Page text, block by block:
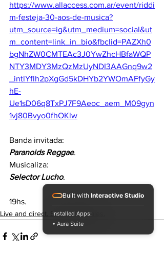
https://www.allaccess.com.ar/event/riddi
m-festeja-30-aos-de-musica?
utm_source=ig&utm_medium=social&ut
m_content=link_in_bio&fbclid=PAZXh0
bgNhZW0CMTEAc3J0YwZhcHBfaWQP
NTY3MDY3MzQzMzUyNDI3AAGnq9w2
_intlYflh2pXgGd5kDHYb2YWOmAFfyGy
hE-
Ue1sD06q8TxPJ7F9Aeoc_aem_M09gyn
1vj80Bvyo0fhOKlw
Banda invitada:
Paranoids Reggae.
Musicaliza:
Selector Lucho.
19hs.
Live and direct. Shows. Recitales.
Built with Interactive Studio
Installed Apps:
• Aura Suite